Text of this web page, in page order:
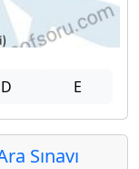
D E
Sınavı